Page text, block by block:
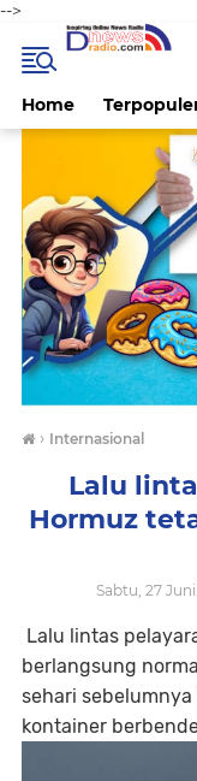
-->
Home
› Internasional
Lalu
Hormuz
Sabtu, 27
Lalu lintas
berlangsung
sehari
kontainer